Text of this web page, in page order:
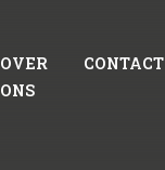
OVER
ONS
CONTACT